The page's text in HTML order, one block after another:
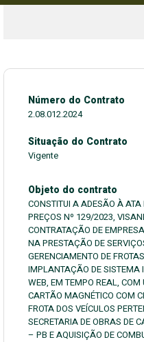
Número do Contrato
2.08.012.2024
Situação do Contrato
Vigente
Objeto do contrato
CONSTITUI A ADESÃO À ATA
PREÇOS Nº 129/2023,
CONTRATAÇÃO DE
NA PRESTAÇÃO DE
GERENCIAMENTO DE
IMPLANTAÇÃO DE SISTEMA
WEB, EM TEMPO REAL,
CARTÃO MAGNÉTICO COM
FROTA DOS VEÍCULOS
SECRETARIA DE OBRAS DE
– PB E AQUISIÇÃO DE